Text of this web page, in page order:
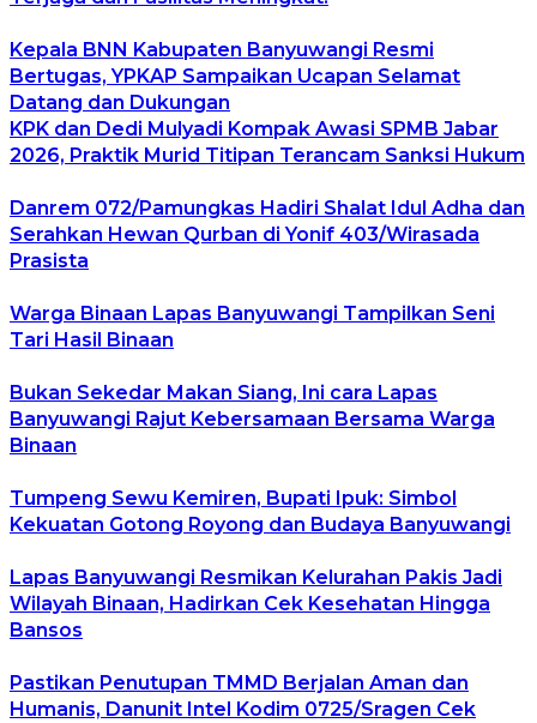
Kepala BNN Kabupaten Banyuwangi Resmi
Bertugas, YPKAP Sampaikan Ucapan Selamat
Datang dan Dukungan
KPK dan Dedi Mulyadi Kompak Awasi SPMB Jabar
2026, Praktik Murid Titipan Terancam Sanksi Hukum
Danrem 072/Pamungkas Hadiri Shalat Idul Adha dan
Serahkan Hewan Qurban di Yonif 403/Wirasada
Prasista
Warga Binaan Lapas Banyuwangi Tampilkan Seni
Tari Hasil Binaan
Bukan Sekedar Makan Siang, Ini cara Lapas
Banyuwangi Rajut Kebersamaan Bersama Warga
Binaan
Tumpeng Sewu Kemiren, Bupati Ipuk: Simbol
Kekuatan Gotong Royong dan Budaya Banyuwangi
Lapas Banyuwangi Resmikan Kelurahan Pakis Jadi
Wilayah Binaan, Hadirkan Cek Kesehatan Hingga
Bansos
Pastikan Penutupan TMMD Berjalan Aman dan
Humanis, Danunit Intel Kodim 0725/Sragen Cek